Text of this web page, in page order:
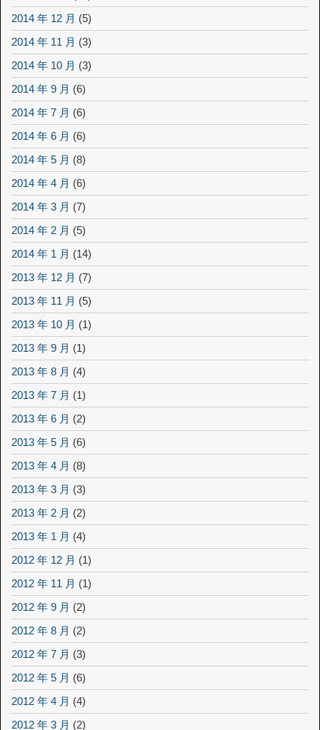
2014 年 12 月 (5)
2014 年 11 月 (3)
2014 年 10 月 (3)
2014 年 9 月 (6)
2014 年 7 月 (6)
2014 年 6 月 (6)
2014 年 5 月 (8)
2014 年 4 月 (6)
2014 年 3 月 (7)
2014 年 2 月 (5)
2014 年 1 月 (14)
2013 年 12 月 (7)
2013 年 11 月 (5)
2013 年 10 月 (1)
2013 年 9 月 (1)
2013 年 8 月 (4)
2013 年 7 月 (1)
2013 年 6 月 (2)
2013 年 5 月 (6)
2013 年 4 月 (8)
2013 年 3 月 (3)
2013 年 2 月 (2)
2013 年 1 月 (4)
2012 年 12 月 (1)
2012 年 11 月 (1)
2012 年 9 月 (2)
2012 年 8 月 (2)
2012 年 7 月 (3)
2012 年 5 月 (6)
2012 年 4 月 (4)
2012 年 3 月 (2)